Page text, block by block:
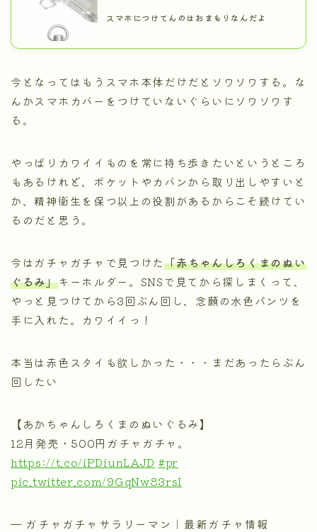
スマホにつけてんのはおまもりなんだよ
今となってはもうスマホ本体だけだとソワソワする。な
んかスマホカバーをつけていないぐらいにソワソワす
る。
やっぱりカワイイものを常に持ち歩きたいというところ
もあるけれど、ポケットやカバンから取り出しやすいと
か、精神衛生を保つ以上の役割があるからこそ続けてい
るのだと思う。
今はガチャガチャで見つけた「赤ちゃんしろくまのぬい
ぐるみ」キーホルダー。SNSで見てから探しまくって、
やっと見つけてから3回ぶん回し、念願の水色パンツを
手に入れた。カワイイっ！
本当は赤色スタイも欲しかった・・・まだあったらぶん
回したい
【あかちゃんしろくまのぬいぐるみ】
12月発売・500円ガチャガチャ。
https://t.co/iPDiunLAJD #pr
pic.twitter.com/9GqNw83rsI
— ガチャガチャサラリーマン｜最新ガチャ情報